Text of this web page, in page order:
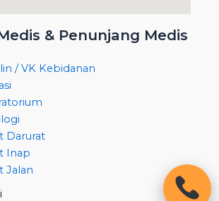
& Penunjang Medis
/ VK Kebidanan
Darurat
Inap
Jalan